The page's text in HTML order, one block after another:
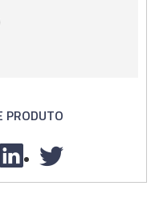
PRODUTO